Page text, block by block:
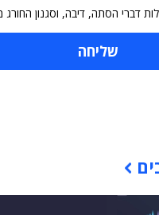
דברי הסתה, דיבה, וסגנון